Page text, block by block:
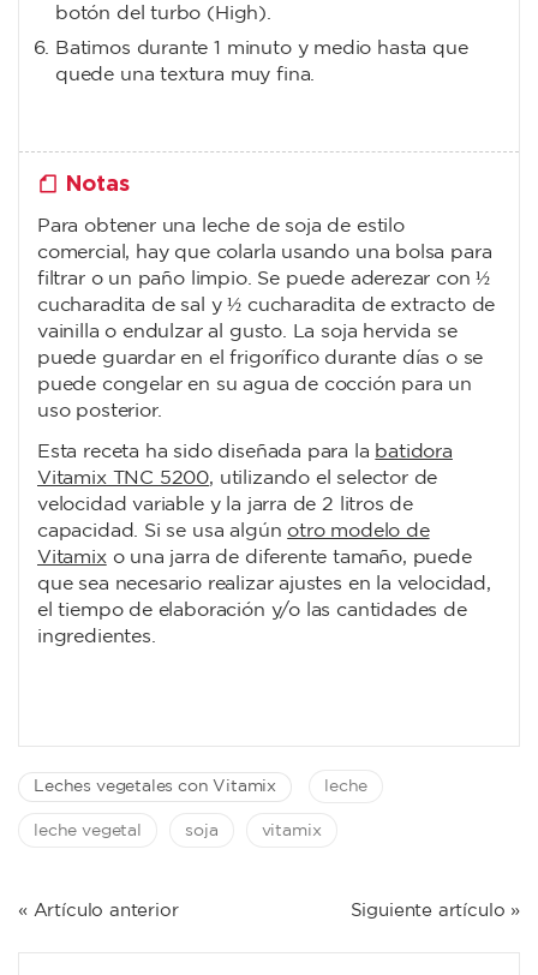
botón del turbo (High).
Batimos durante 1 minuto y medio hasta que
quede una textura muy fina.
Notas
Para obtener una leche de soja de estilo
comercial, hay que colarla usando una bolsa para
filtrar o un paño limpio. Se puede aderezar con ½
cucharadita de sal y ½ cucharadita de extracto de
vainilla o endulzar al gusto. La soja hervida se
puede guardar en el frigorífico durante días o se
puede congelar en su agua de cocción para un
uso posterior.
Esta receta ha sido diseñada para la batidora
Vitamix TNC 5200, utilizando el selector de
velocidad variable y la jarra de 2 litros de
capacidad. Si se usa algún otro modelo de
Vitamixo una jarra de diferente tamaño, puede
que sea necesario realizar ajustes en la velocidad,
el tiempo de elaboración y/o las cantidades de
ingredientes.
Leches vegetales con Vitamix leche
leche vegetal soja vitamix
NAVEGACIÓN
« Artículo anterior Siguiente artículo »